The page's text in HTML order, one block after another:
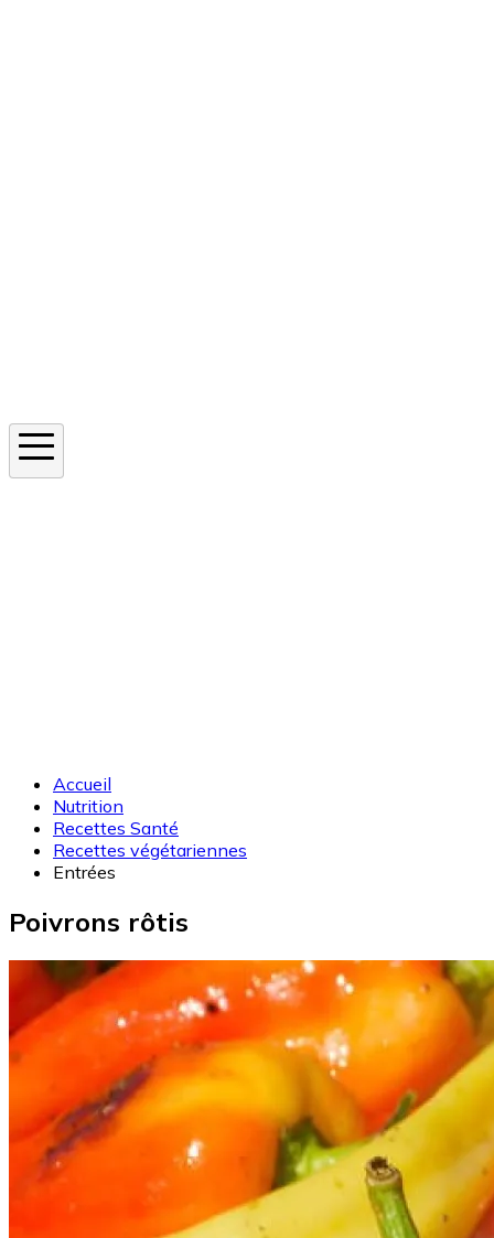
Accueil
Nutrition
Recettes Santé
Recettes végétariennes
Entrées
Poivrons rôtis